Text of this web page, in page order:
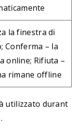
la finestra di
Conferma – la
online; Rifiuta –
rimane offline
utilizzato durant